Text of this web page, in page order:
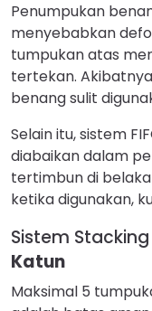
Penumpukan
menyebabkan
tumpukan atas
tertekan.
benang sulit
Selain itu, sistem
diabaikan dalam
tertimbun di
ketika digunakan,
Sistem
Katun
Maksimal 5